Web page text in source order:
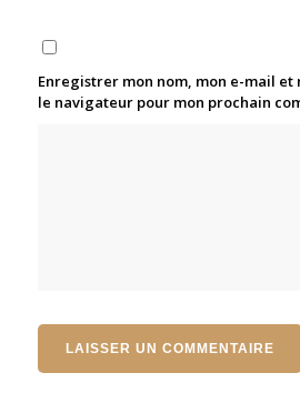
Enregistrer mon nom, mon e-mail et
le navigateur pour mon prochain